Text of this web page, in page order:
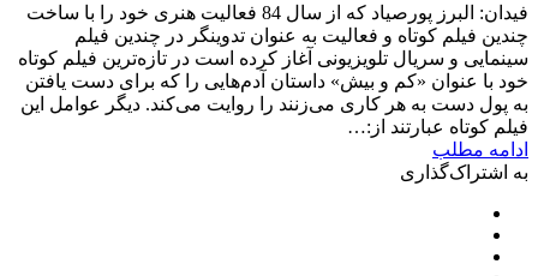
فیدان: البرز پورصیاد که از سال 84 فعالیت هنری خود را با ساخت
چندین فیلم کوتاه و فعالیت به عنوان تدوینگر در چندین فیلم
سینمایی و سریال تلویزیونی آغاز کرده است در تازه‌ترین فیلم کوتاه
خود با عنوان «کم و بیش» داستان آدم‌هایی را که برای دست یافتن
به پول دست به هر کاری می‌زنند را روایت می‌کند. دیگر عوامل این
فیلم کوتاه عبارتند از:…
ادامه مطلب
به اشتراک‌گذاری